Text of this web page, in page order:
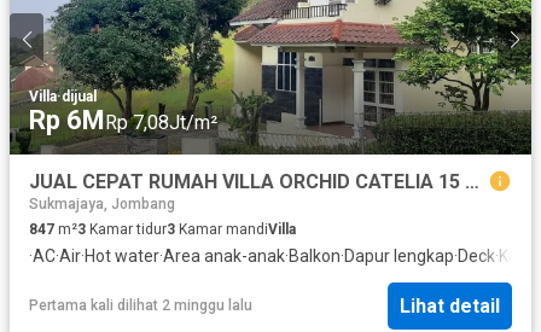
Villa·dijual
Rp 6MRp 7,08Jt/m²
JUAL CEPAT RUMAH VILLA ORCHID CATELIA 15 CILEGON FULL FURNISHED STRATEGIS SIAP HUNI LANGSUNG PEMILIK
Sukmajaya, Jombang
847 m²3 Kamar tidur3 Kamar mandiVilla
·AC·Air·Hot water·Area anak-anak·Balkon·Dapur lengkap·Deck·
Pertama kali dilihat 2 minggu lalu Lihat detail